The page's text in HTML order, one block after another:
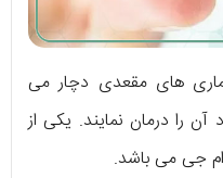
های مقعدی دچار می
آن را درمان نمایند. یکی از
ام جی می باشد.